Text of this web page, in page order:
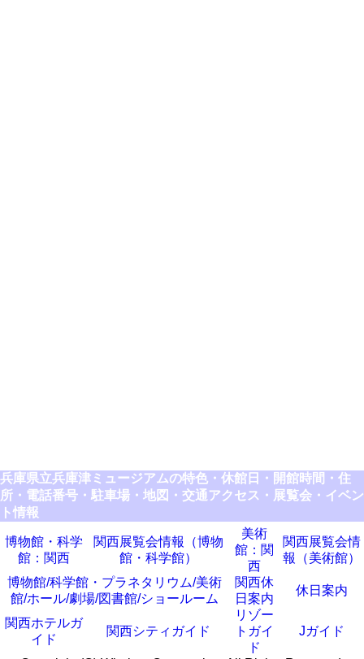
兵庫県立兵庫津ミュージアムの特色・休館日・開館時間・住
所・電話番号・駐車場・地図・交通アクセス・展覧会・イベン
ト情報
博物館・科学
館：関西
関西展覧会情報（博物
館・科学館）
美術
館：関
西
関西展覧会情
報（美術館）
博物館/科学館・プラネタリウム/美術
館/ホール/劇場/図書館/ショールーム
関西休
日案内
休日案内
関西ホテルガ
イド
関西シティガイド
リゾー
トガイ
ド
Jガイド